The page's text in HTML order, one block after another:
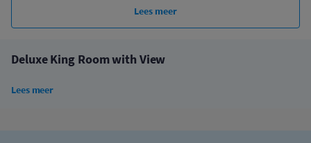
Lees meer
Deluxe King Room with View
Lees meer